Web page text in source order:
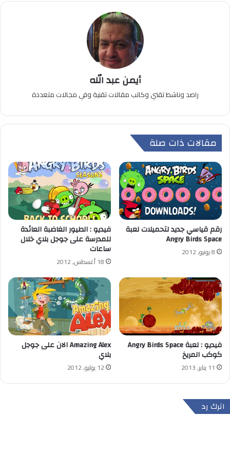
أيمن عبد الله
راصد وناشط تقني وكاتب مقالات تقنية وفي مجالات متعددة
مقالات ذات صلة
رقم قياسي جديد لتحميلات لعبة
Angry Birds Space
8 يونيو, 2012
فيديو : الطيور الغاضبة العائدة
للمدرسة على جوجل بلاي خلال
ساعات
18 أغسطس, 2012
فيديو : لعبة Angry Birds Space
كوكب المريخ
11 يناير, 2013
Amazing Alex الان على جوجل
بلاي
12 يوليو, 2012
اترك رد